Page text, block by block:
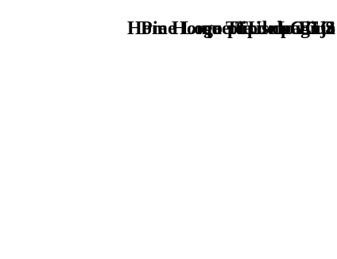
TU - LOGO
que tipo de viaje
Home Logo pie de página
Pie Home Turismo EUS